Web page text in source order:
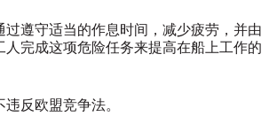
过遵守适当的作息时间，减少疲劳，并由
完成这项危险任务来提高在船上工作的
反欧盟竞争法。